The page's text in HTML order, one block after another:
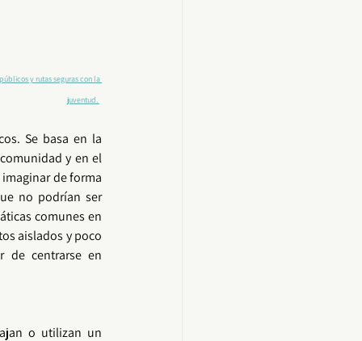
y rutas seguras con la
juventud.
. Se basa en la
comunidad y en el
de forma
no podrían ser
comunes en
aislados y poco
de centrarse en
o utilizan un